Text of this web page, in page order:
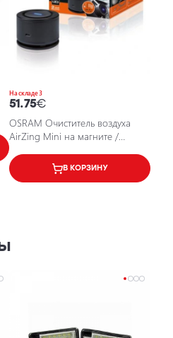
На складе 3
51.75€
OSRAM Очиститель воздуха
AirZing Mini на магните /
0.5A (USB Type C) / ~ 2.5W /
<25dB / 4062172173988 / 20-051
В КОРЗИНУ